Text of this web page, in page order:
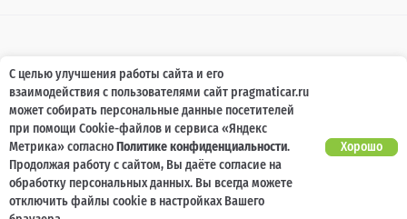
Информация о технических характеристиках, составе комплектаций, цветовой
гамме и стоимости автомобилей, а также действующих акциях, сроках и условиях
их проведения, указанных на сайте www.pragmaticar.ru, носит информационный
характер и ни при каких условиях не является публичной офертой,
определяемой положениями пунктом 2 статьи 437 Гражданского кодекса
Российской Федерации. Для получения подробной информации обращайтесь к
специалистам нашей компании.
© ПРАГМАТИКА, 2026
С целью улучшения работы сайта и его
взаимодействия с пользователями сайт pragmaticar.ru
может собирать персональные данные посетителей
при помощи Cookie-файлов и сервиса «Яндекс
Метрика» согласноПолитике конфиденциальности.
Продолжая работу с сайтом, Вы даёте согласие на
обработку персональных данных. Вы всегда можете
отключить файлы cookie в настройках Вашего
Хорошо